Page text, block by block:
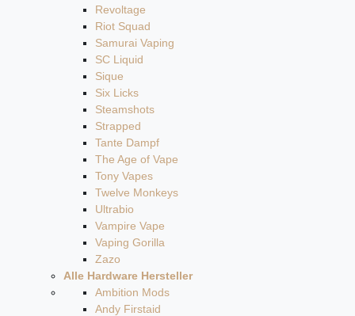
Revoltage
Riot Squad
Samurai Vaping
SC Liquid
Sique
Six Licks
Steamshots
Strapped
Tante Dampf
The Age of Vape
Tony Vapes
Twelve Monkeys
Ultrabio
Vampire Vape
Vaping Gorilla
Zazo
Alle Hardware Hersteller
Ambition Mods
Andy Firstaid